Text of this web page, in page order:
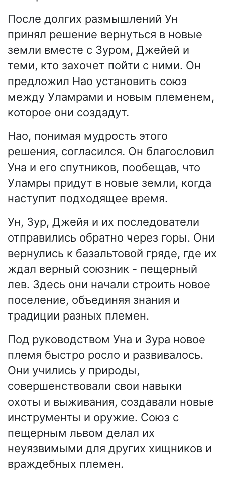
После долгих размышлений Ун
принял решение вернуться в новые
земли вместе с Зуром, Джейей и
теми, кто захочет пойти с ними. Он
предложил Нао установить союз
между Уламрами и новым племенем,
которое они создадут.
Нао, понимая мудрость этого
решения, согласился. Он благословил
Уна и его спутников, пообещав, что
Уламры придут в новые земли, когда
наступит подходящее время.
Ун, Зур, Джейя и их последователи
отправились обратно через горы. Они
вернулись к базальтовой гряде, где их
ждал верный союзник - пещерный
лев. Здесь они начали строить новое
поселение, объединяя знания и
традиции разных племен.
Под руководством Уна и Зура новое
племя быстро росло и развивалось.
Они учились у природы,
совершенствовали свои навыки
охоты и выживания, создавали новые
инструменты и оружие. Союз с
пещерным львом делал их
неуязвимыми для других хищников и
враждебных племен.